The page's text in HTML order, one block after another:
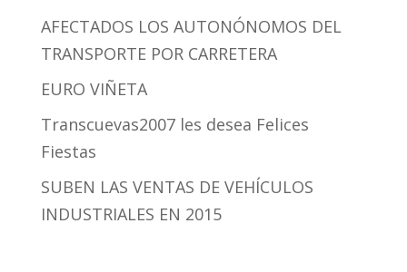
AFECTADOS LOS AUTONÓNOMOS DEL
TRANSPORTE POR CARRETERA
EURO VIÑETA
Transcuevas2007 les desea Felices
Fiestas
SUBEN LAS VENTAS DE VEHÍCULOS
INDUSTRIALES EN 2015